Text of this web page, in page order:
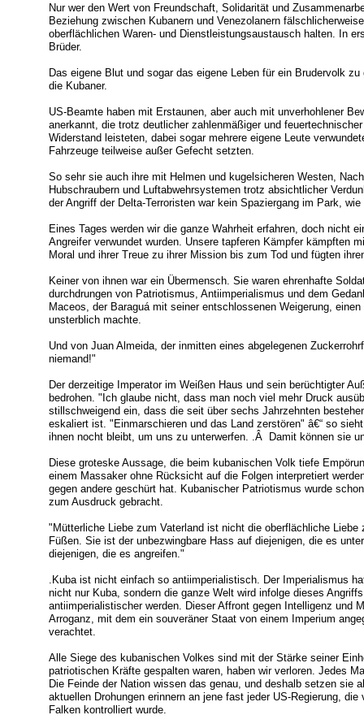
Nur wer den Wert von Freundschaft, Solidarität und
Beziehung zwischen Kubanern und Venezolanern
oberflächlichen Waren- und Dienstleistungsaustausch halten. In
Brüder.
Das eigene Blut und sogar das eigene Leben für ein Brudervolk
die Kubaner.
US-Beamte haben mit Erstaunen, aber auch mit unverhohlener
anerkannt, die trotz deutlicher zahlenmäßiger und
Widerstand leisteten, dabei sogar mehrere eigene Leute
Fahrzeuge teilweise außer Gefecht setzten.
So sehr sie auch ihre mit Helmen und kugelsicheren Westen,
Hubschraubern und Luftabwehrsystemen trotz absichtlicher
der Angriff der Delta-Terroristen war kein Spaziergang im Park,
Eines Tages werden wir die ganze Wahrheit erfahren, doch nicht
Angreifer verwundet wurden. Unsere tapferen Kämpfer kämpften
Moral und ihrer Treue zu ihrer Mission bis zum Tod und fügten
Keiner von ihnen war ein Übermensch. Sie waren ehrenhafte
durchdrungen von Patriotismus, Antiimperialismus und dem
Maceos, der Baraguá mit seiner entschlossenen Weigerung,
unsterblich machte.
Und von Juan Almeida, der inmitten eines abgelegenen
niemand!"
Der derzeitige Imperator im Weißen Haus und sein berüchtigter
bedrohen. "Ich glaube nicht, dass man noch viel mehr Druck
stillschweigend ein, dass die seit über sechs Jahrzehnten
eskaliert ist. "Einmarschieren und das Land zerstören" â€“ so
ihnen nocht bleibt, um uns zu unterwerfen. .Â Damit können sie
Diese groteske Aussage, die beim kubanischen Volk tiefe
einem Massaker ohne Rücksicht auf die Folgen interpretiert
gegen andere geschürt hat. Kubanischer Patriotismus wurde
zum Ausdruck gebracht.
"Mütterliche Liebe zum Vaterland ist nicht die oberflächliche
Füßen. Sie ist der unbezwingbare Hass auf diejenigen, die es
diejenigen, die es angreifen."
.Kuba ist nicht einfach so antiimperialistisch. Der Imperialismus
nicht nur Kuba, sondern die ganze Welt wird infolge dieses
antiimperialistischer werden. Dieser Affront gegen Intelligenz und
Arroganz, mit dem ein souveräner Staat von einem Imperium
verachtet.
Alle Siege des kubanischen Volkes sind mit der Stärke seiner
patriotischen Kräfte gespalten waren, haben wir verloren. Jedes
Die Feinde der Nation wissen das genau, und deshalb setzen sie
aktuellen Drohungen erinnern an jene fast jeder US-Regierung,
Falken kontrolliert wurde.